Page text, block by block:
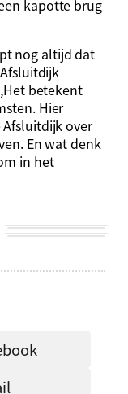
kapotte brug
nog altijd dat
betekent
Hier
Afsluitdijk over
En wat denk
in het